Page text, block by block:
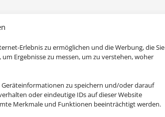
Erlebnis zu ermöglichen und die Werbung, die Sie
Ergebnisse zu messen, um zu verstehen, woher
zu speichern und/oder darauf
oder eindeutige IDs auf dieser Website
Merkmale und Funktionen beeinträchtigt werden.